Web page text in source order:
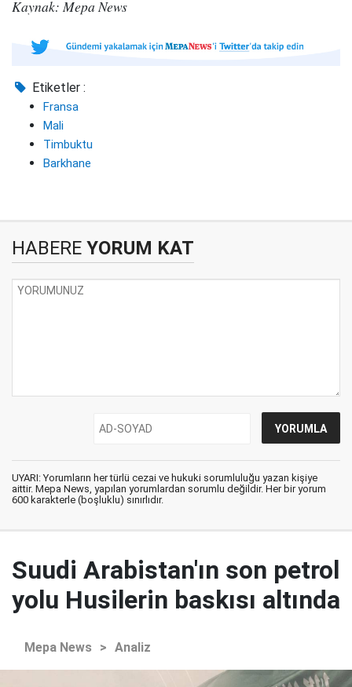
Kaynak: Mepa News
Etiketler :
Fransa
Mali
Timbuktu
Barkhane
HABERE YORUM KAT
UYARI: Yorumların her türlü cezai ve hukuki sorumluluğu yazan kişiye
aittir. Mepa News, yapılan yorumlardan sorumlu değildir. Her bir yorum
600 karakterle (boşluklu) sınırlıdır.
Suudi Arabistan'ın son petrol
yolu Husilerin baskısı altında
Mepa News > Analiz